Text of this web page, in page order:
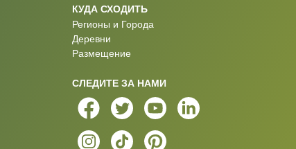
КУДА СХОДИТЬ
Регионы и Города
Деревни
Размещение
СЛЕДИТЕ ЗА НАМИ